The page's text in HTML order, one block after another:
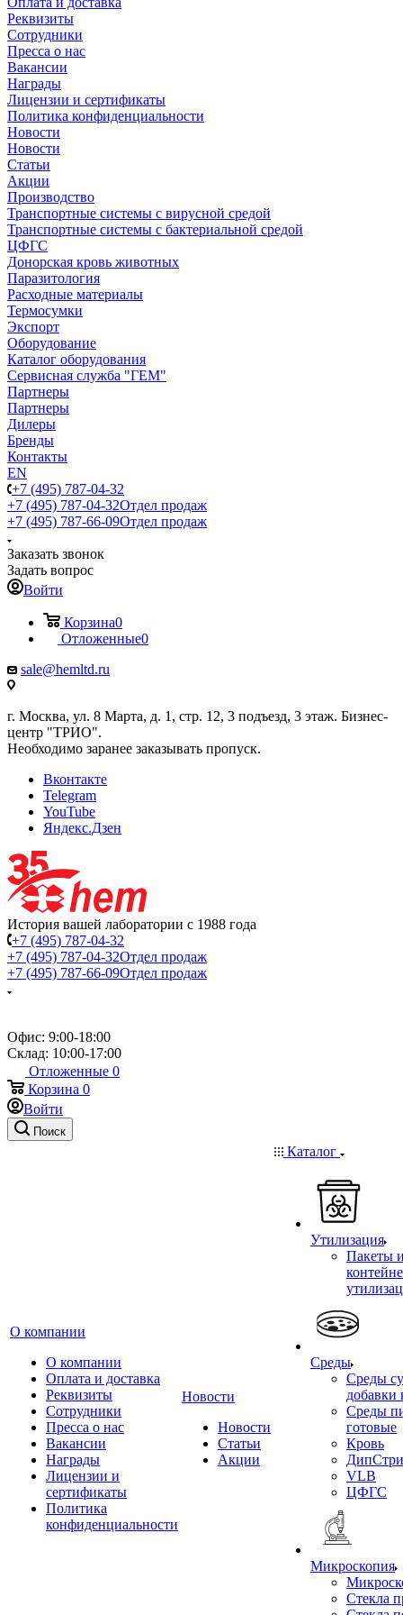
Реквизиты
Сотрудники
Пресса о нас
Вакансии
Награды
Лицензии и сертификаты
Политика конфиденциальности
Новости
Новости
Статьи
Акции
Производство
Транспортные системы с вирусной средой
Транспортные системы с бактериальной средой
ЦФГС
Донорская кровь животных
Паразитология
Расходные материалы
Термосумки
Экспорт
Оборудование
Каталог оборудования
Сервисная служба "ГЕМ"
Партнеры
Партнеры
Дилеры
Бренды
Контакты
EN
+7 (495) 787-04-32
+7 (495) 787-04-32Отдел продаж
+7 (495) 787-66-09Отдел продаж
Заказать звонок
Задать вопрос
Войти
Корзина0
Отложенные0
sale@hemltd.ru
г. Москва, ул. 8 Марта, д. 1, стр. 12, 3 подъезд, 3 этаж. Бизнес-
центр "ТРИО".
Необходимо заранее заказывать пропуск.
Вконтакте
Telegram
YouTube
Яндекс.Дзен
История вашей лаборатории с 1988 года
+7 (495) 787-04-32
+7 (495) 787-04-32Отдел продаж
+7 (495) 787-66-09Отдел продаж
Офис: 9:00-18:00
Склад: 10:00-17:00
Отложенные 0
Корзина 0
Войти
Поиск
О компании
О компании
Оплата и доставка
Реквизиты
Сотрудники
Пресса о нас
Вакансии
Награды
Лицензии и
сертификаты
Политика
конфиденциальности
Новости
Новости
Статьи
Акции
Каталог
Утилизация
Пакеты
Среды
Среды
добавки
Среды
готовые
Кровь
VLB
ЦФГС
Микроскопия
Стекла